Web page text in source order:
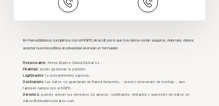
En Ferrus&Bratos cumplimos con el RGPD de la UE por lo que tus datos están seguros. Además, debes
aceptar nuestra política de privacidad al enviar un formulario:
Responsable: Ferrus Bratos Clínica Dental S.L.
Finalidad: poder gestionar tu petición.
Legitimación: tu consentimiento expreso.
Destinatario: tus datos se guardarán en Raiola Networks, - nuestro proveedor de hosting -, que
también cumple con el RGPD.
Derechos: podrás ejercer tus derechos de acceso, rectificación, limitación y supresión de datos en
datos@clinicaferrusbratos.com